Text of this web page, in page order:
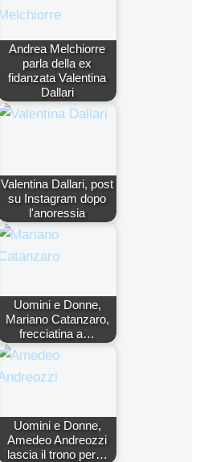
Andrea Melchiorre
parla della ex
fidanzata Valentina
Dallari
Valentina Dallari, post
su Instagram dopo
l'anoressia
Uomini e Donne,
Mariano Catanzaro,
frecciatina a…
Uomini e Donne,
Amedeo Andreozzi
lascia il trono per…